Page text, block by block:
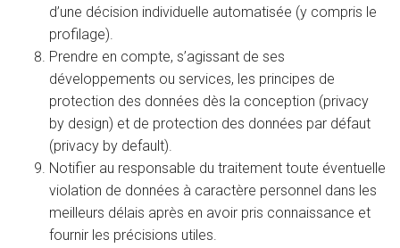
d’une décision individuelle automatisée (y compris le
profilage).
Prendre en compte, s’agissant de ses
développements ou services, les principes de
protection des données dès la conception (privacy
by design) et de protection des données par défaut
(privacy by default).
Notifier au responsable du traitement toute éventuelle
violation de données à caractère personnel dans les
meilleurs délais après en avoir pris connaissance et
fournir les précisions utiles.